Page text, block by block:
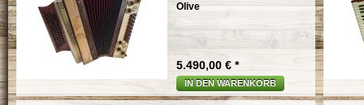
Olive
5.490,00 € *
IN DEN WARENKORB